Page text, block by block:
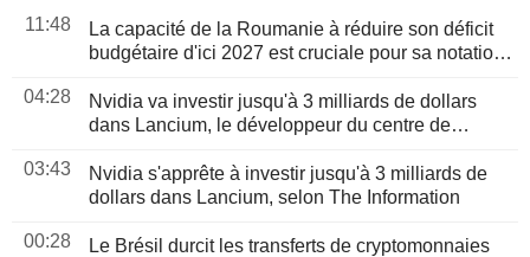
11:48
La capacité de la Roumanie à réduire son déficit
budgétaire d'ici 2027 est cruciale pour sa notation,
04:28
Nvidia va investir jusqu'à 3 milliards de dollars
dans Lancium, le développeur du centre de
03:43
Nvidia s'apprête à investir jusqu'à 3 milliards de
dollars dans Lancium, selon The Information
00:28
Le Brésil durcit les transferts de cryptomonnaies